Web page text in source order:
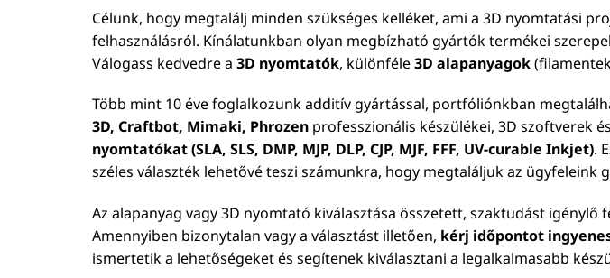
Célunk, hogy megtalálj minden szükséges kelléket, ami a 3D nyomtatási
felhasználásról. Kínálatunkban olyan megbízható gyártók termékei
Válogass kedvedre a 3D nyomtatók, különféle3D alapanyagok
Több mint 10 éve foglalkozunk additív gyártással, portfóliónkban
3D, Craftbot, Mimaki, Phrozen professzionális készülékei, 3D szoftverek
nyomtatókat (SLA, SLS, DMP, MJP, DLP, CJP, MJF, FFF, UV-curable Inkjet).
széles választék lehetővé teszi számunkra, hogy megtaláljuk az
Az alapanyag vagy 3D nyomtató kiválasztása összetett, szaktudást
Amennyiben bizonytalan vagy a választást illetően, kérj időpontot
ismertetik a lehetőségeket és segítenek kiválasztani a legalkalmasabb